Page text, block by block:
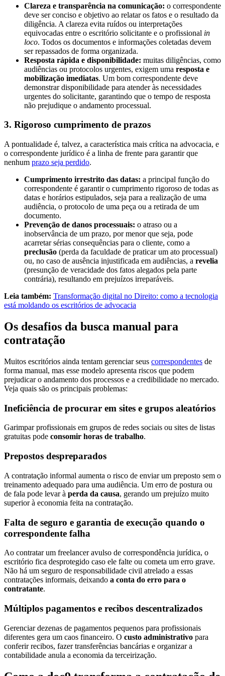
Clareza e transparência na comunicação: o correspondente
deve ser conciso e objetivo ao relatar os fatos e o resultado da
diligência. A clareza evita ruídos ou interpretações
equivocadas entre o escritório solicitante e o profissional in
loco. Todos os documentos e informações coletadas devem
ser repassados de forma organizada.
Resposta rápida e disponibilidade: muitas diligências, como
audiências ou protocolos urgentes, exigem uma resposta e
mobilização imediatas. Um bom correspondente deve
demonstrar disponibilidade para atender às necessidades
urgentes do solicitante, garantindo que o tempo de resposta
não prejudique o andamento processual.
3. Rigoroso cumprimento de prazos
A pontualidade é, talvez, a característica mais crítica na advocacia, e
o correspondente jurídico é a linha de frente para garantir que
nenhum prazo seja perdido.
Cumprimento irrestrito das datas: a principal função do
correspondente é garantir o cumprimento rigoroso de todas as
datas e horários estipulados, seja para a realização de uma
audiência, o protocolo de uma peça ou a retirada de um
documento.
Prevenção de danos processuais: o atraso ou a
inobservância de um prazo, por menor que seja, pode
acarretar sérias consequências para o cliente, como a
preclusão (perda da faculdade de praticar um ato processual)
ou, no caso de ausência injustificada em audiências, a revelia
(presunção de veracidade dos fatos alegados pela parte
contrária), resultando em prejuízos irreparáveis.
Leia também: Transformação digital no Direito: como a tecnologia
está moldando os escritórios de advocacia
Os desafios da busca manual para
contratação
Muitos escritórios ainda tentam gerenciar seus correspondentes de
forma manual, mas esse modelo apresenta riscos que podem
prejudicar o andamento dos processos e a credibilidade no mercado.
Veja quais são os principais problemas:
Ineficiência de procurar em sites e grupos aleatórios
Garimpar profissionais em grupos de redes sociais ou sites de listas
gratuitas pode consomir horas de trabalho.
Prepostos despreparados
A contratação informal aumenta o risco de enviar um preposto sem o
treinamento adequado para uma audiência. Um erro de postura ou
de fala pode levar à perda da causa, gerando um prejuízo muito
superior à economia feita na contratação.
Falta de seguro e garantia de execução quando o
correspondente falha
Ao contratar um freelancer avulso de correspondência jurídica, o
escritório fica desprotegido caso ele falte ou cometa um erro grave.
Não há um seguro de responsabilidade civil atrelado a essas
contratações informais, deixando a conta do erro para o
contratante.
Múltiplos pagamentos e recibos descentralizados
Gerenciar dezenas de pagamentos pequenos para profissionais
diferentes gera um caos financeiro. O custo administrativo para
conferir recibos, fazer transferências bancárias e organizar a
contabilidade anula a economia da terceirização.